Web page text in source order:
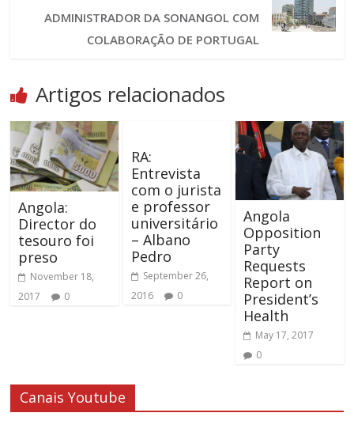
ADMINISTRADOR DA SONANGOL COM
COLABORAÇÃO DE PORTUGAL
Artigos relacionados
Angola:
Director do
tesouro foi
preso
November 18,
2017
0
RA:
Entrevista
com o jurista
e professor
universitário
– Albano
Pedro
September 26,
2016
0
Angola
Opposition
Party
Requests
Report on
President’s
Health
May 17, 2017
0
Canais Youtube